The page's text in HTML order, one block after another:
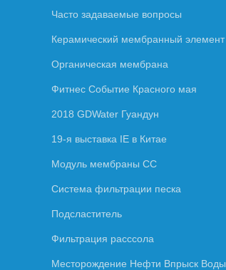
Часто задаваемые вопросы
Керамический мембранный элемент
Органическая мембрана
Фитнес Событие Красного мая
2018 GDWater Гуандун
19-я выставка IE в Китае
Модуль мембраны СС
Система фильтрации песка
Подсластитель
Фильтрация расссола
Месторождение Нефти Впрыск Воды